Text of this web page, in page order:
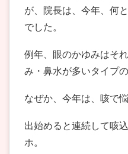
が、院長は、今年、何
でした。
例年、眼のかゆみはそ
み・鼻水が多いタイプの
なぜか、今年は、咳で悩
出始めると連続して咳
ホ。